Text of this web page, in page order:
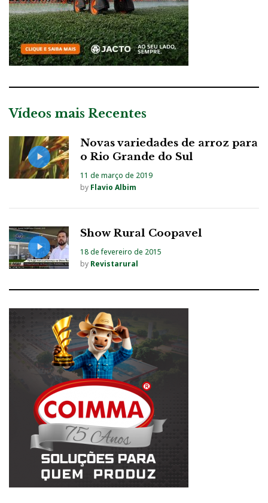
Vídeos mais Recentes
Novas variedades de arroz para
o Rio Grande do Sul
11 de março de 2019
by Flavio Albim
Show Rural Coopavel
18 de fevereiro de 2015
by Revistarural